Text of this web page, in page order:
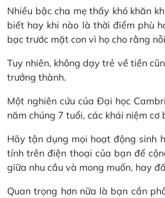
Nhiều bậc cha mẹ thấy khó khăn
biết hay khi nào là thời điểm phù
bạc trước mặt con vì họ cho rằng
Tuy nhiên, không dạy trẻ về tiền
trưởng thành.
Một nghiên cứu của Đại học
năm chúng 7 tuổi, các khái niệm
Hãy tận dụng mọi hoạt động sinh
tính trên điện thoại của bạn để
giữa nhu cầu và mong muốn, hay
Quan trọng hơn nữa là bạn cần